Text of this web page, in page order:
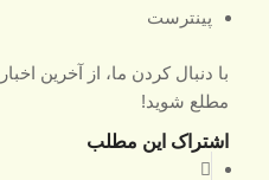
پینترست
با دنبال کردن ما، از آخرین
مطلع شوید!
اشتراک این مطلب